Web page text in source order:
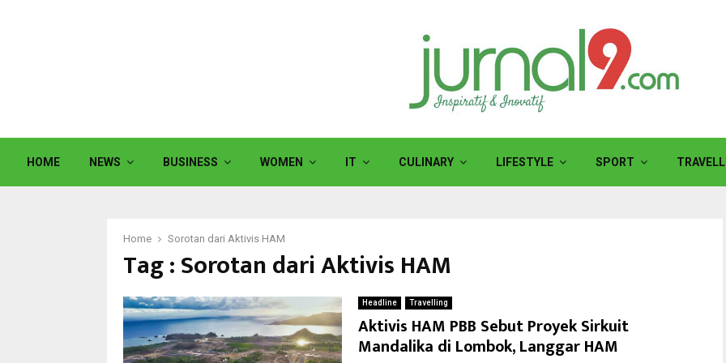
HOME NEWS BUSINESS WOMEN IT CULINARY LIFESTYLE SPORT
Home Sorotan dari Aktivis HAM
Tag : Sorotan dari Aktivis HAM
Headline Travelling
Aktivis HAM PBB Sebut Proyek Sirkuit
Mandalika di Lombok, Langgar HAM